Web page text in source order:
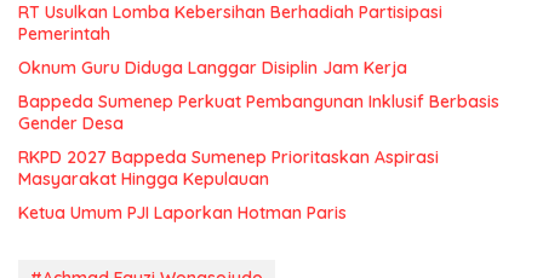
RT Usulkan Lomba Kebersihan Berhadiah Partisipasi
Pemerintah
Oknum Guru Diduga Langgar Disiplin Jam Kerja
Bappeda Sumenep Perkuat Pembangunan Inklusif Berbasis
Gender Desa
RKPD 2027 Bappeda Sumenep Prioritaskan Aspirasi
Masyarakat Hingga Kepulauan
Ketua Umum PJI Laporkan Hotman Paris